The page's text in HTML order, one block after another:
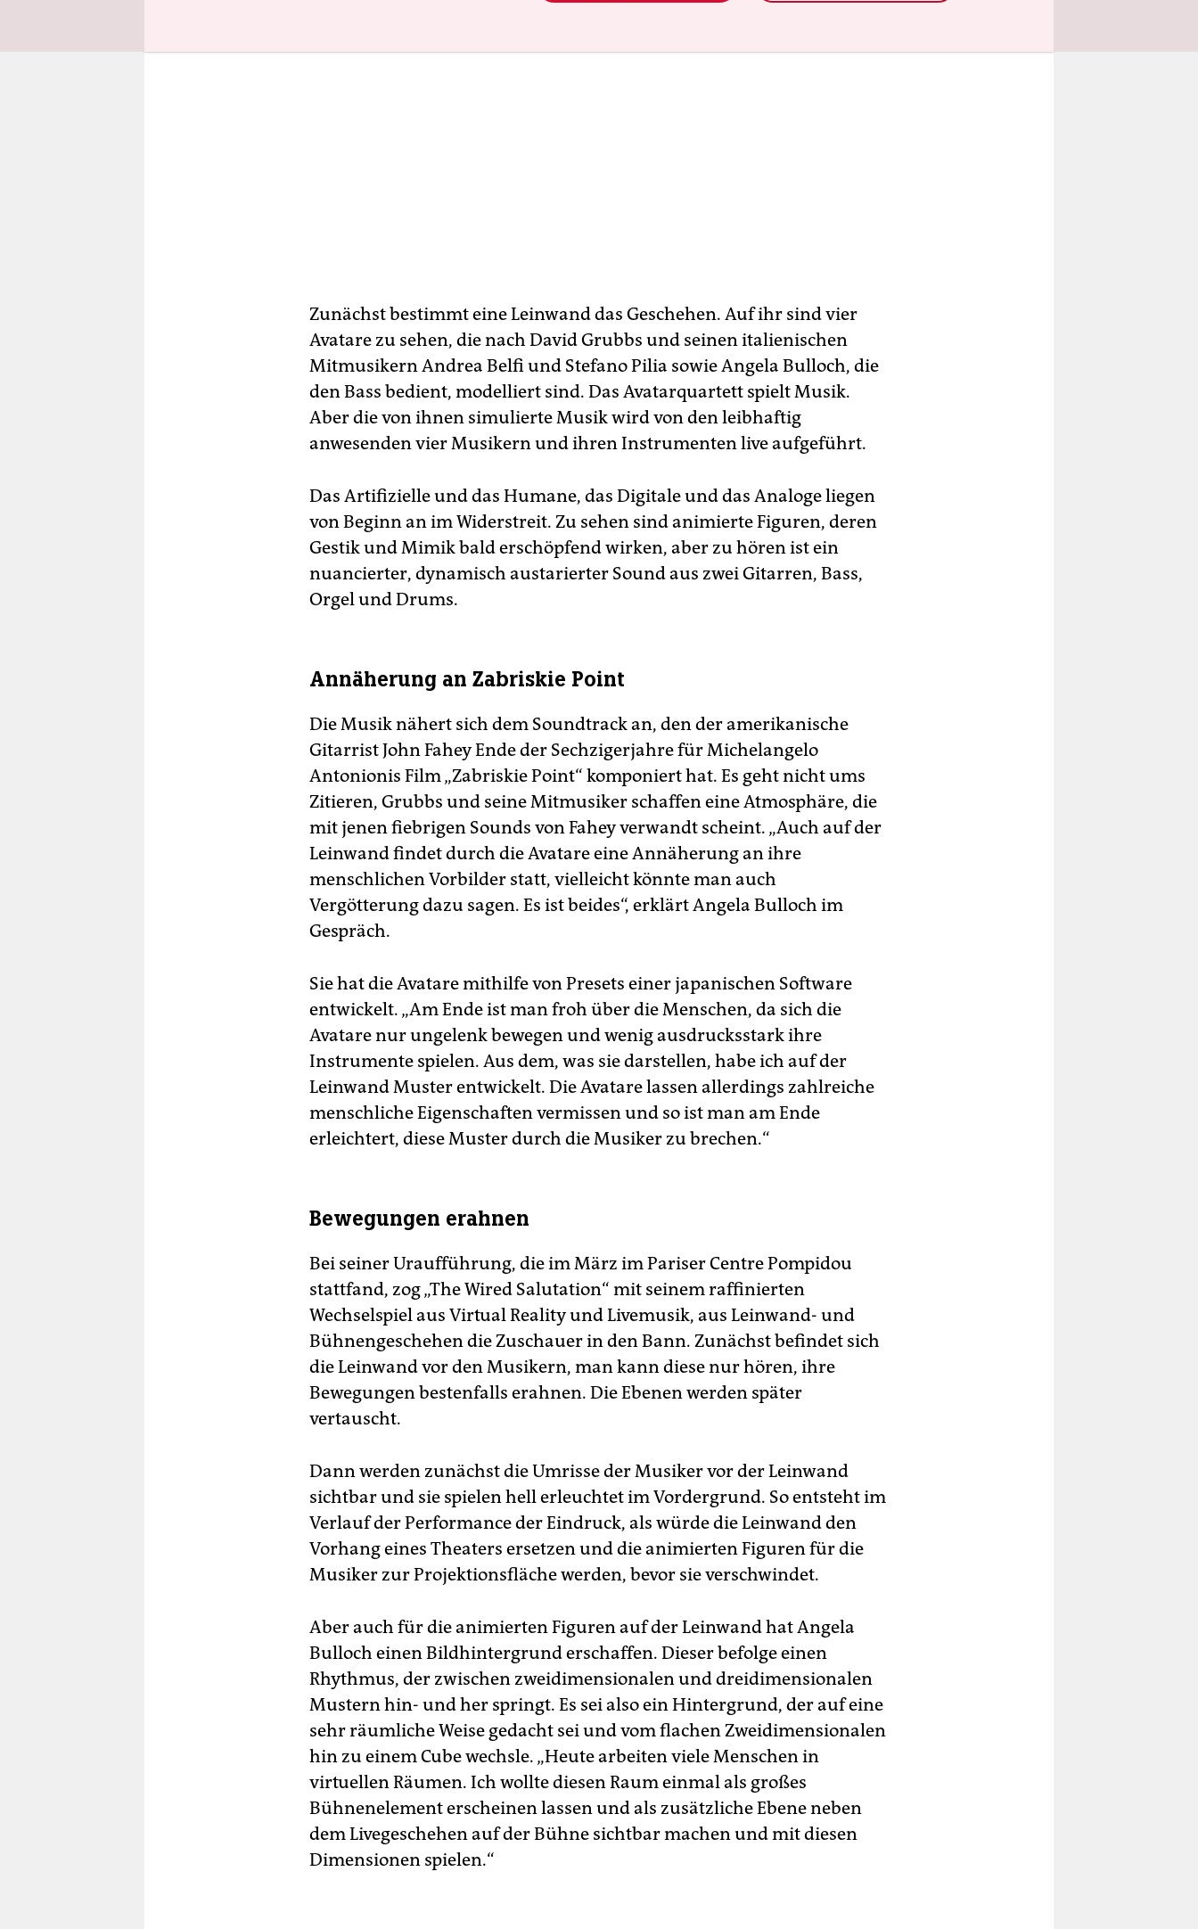
Zunächst bestimmt eine Leinwand das Geschehen. Auf ihr sind vier
Avatare zu sehen, die nach David Grubbs und seinen italienischen
Mitmusikern Andrea Belfi und Stefano Pilia sowie Angela Bulloch, die
den Bass bedient, modelliert sind. Das Avatarquartett spielt Musik.
Aber die von ihnen simulierte Musik wird von den leibhaftig
anwesenden vier Musikern und ihren Instrumenten live aufgeführt.
Das Artifizielle und das Humane, das Digitale und das Analoge liegen
von Beginn an im Widerstreit. Zu sehen sind animierte Figuren, deren
Gestik und Mimik bald erschöpfend wirken, aber zu hören ist ein
nuancierter, dynamisch austarierter Sound aus zwei Gitarren, Bass,
Orgel und Drums.
Annäherung an Zabriskie Point
Die Musik nähert sich dem Soundtrack an, den der amerikanische
Gitarrist John Fahey Ende der Sechzigerjahre für Michelangelo
Antonionis Film „Zabriskie Point“ komponiert hat. Es geht nicht ums
Zitieren, Grubbs und seine Mitmusiker schaffen eine Atmosphäre, die
mit jenen fiebrigen Sounds von Fahey verwandt scheint. „Auch auf der
Leinwand findet durch die Avatare eine Annäherung an ihre
menschlichen Vorbilder statt, vielleicht könnte man auch
Vergötterung dazu sagen. Es ist beides“, erklärt Angela Bulloch im
Gespräch.
Sie hat die Avatare mithilfe von Presets einer japanischen Software
entwickelt. „Am Ende ist man froh über die Menschen, da sich die
Avatare nur ungelenk bewegen und wenig ausdrucksstark ihre
Instrumente spielen. Aus dem, was sie darstellen, habe ich auf der
Leinwand Muster entwickelt. Die Avatare lassen allerdings zahlreiche
menschliche Eigenschaften vermissen und so ist man am Ende
erleichtert, diese Muster durch die Musiker zu brechen.“
Bewegungen erahnen
Bei seiner Uraufführung, die im März im Pariser Centre Pompidou
stattfand, zog „The Wired Salutation“ mit seinem raffinierten
Wechselspiel aus Virtual Reality und Livemusik, aus Leinwand- und
Bühnengeschehen die Zuschauer in den Bann. Zunächst befindet sich
die Leinwand vor den Musikern, man kann diese nur hören, ihre
Bewegungen bestenfalls erahnen. Die Ebenen werden später
vertauscht.
Dann werden zunächst die Umrisse der Musiker vor der Leinwand
sichtbar und sie spielen hell erleuchtet im Vordergrund. So entsteht im
Verlauf der Performance der Eindruck, als würde die Leinwand den
Vorhang eines Theaters ersetzen und die animierten Figuren für die
Musiker zur Projektionsfläche werden, bevor sie verschwindet.
Aber auch für die animierten Figuren auf der Leinwand hat Angela
Bulloch einen Bildhintergrund erschaffen. Dieser befolge einen
Rhythmus, der zwischen zweidimensionalen und dreidimensionalen
Mustern hin- und her springt. Es sei also ein Hintergrund, der auf eine
sehr räumliche Weise gedacht sei und vom flachen Zweidimensionalen
hin zu einem Cube wechsle. „Heute arbeiten viele Menschen in
virtuellen Räumen. Ich wollte diesen Raum einmal als großes
Bühnenelement erscheinen lassen und als zusätzliche Ebene neben
dem Livegeschehen auf der Bühne sichtbar machen und mit diesen
Dimensionen spielen.“